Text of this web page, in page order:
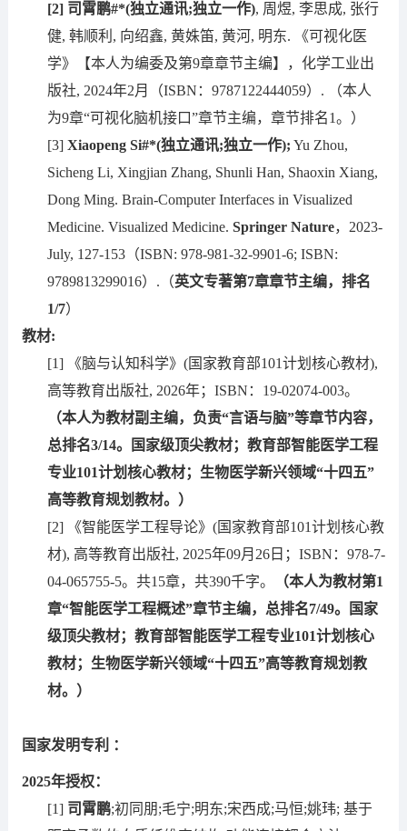
[2] 司霄鹏#*(独立通讯;独立一作), 周煜, 李思成, 张行
健, 韩顺利, 向绍鑫, 黄姝笛, 黄河, 明东. 《可视化医
学》【本人为编委及第9章章节主编】，化学工业出
版社, 2024年2月（ISBN：9787122444059）. （本人
为9章“可视化脑机接口”章节主编，章节排名1。）
[3] Xiaopeng Si#*(独立通讯;独立一作); Yu Zhou,
Sicheng Li, Xingjian Zhang, Shunli Han, Shaoxin Xiang,
Dong Ming. Brain-Computer Interfaces in Visualized
Medicine. Visualized Medicine. Springer Nature，2023-
July, 127-153（ISBN: 978-981-32-9901-6; ISBN:
9789813299016）.（英文专著第7章章节主编，排名
1/7）
教材:
[1] 《脑与认知科学》(国家教育部101计划核心教材),
高等教育出版社, 2026年；ISBN：19-02074-003。
（本人为教材副主编，负责“言语与脑”等章节内容，
总排名3/14。国家级顶尖教材；教育部智能医学工程
专业101计划核心教材；生物医学新兴领域“十四五”
高等教育规划教材。）
[2] 《智能医学工程导论》(国家教育部101计划核心教
材), 高等教育出版社, 2025年09月26日；ISBN：978-7-
04-065755-5。共15章，共390千字。
（本人为教材第1
章“智能医学工程概述”章节主编，总排名7/49。国家
级顶尖教材；教育部智能医学工程专业101计划核心
教材；生物医学新兴领域“十四五”高等教育规划教
材。）
国家发明专利 ：
2025年授权：
[1] 司霄鹏;初同朋;毛宁;明东;宋西成;马恒;姚玮; 基于